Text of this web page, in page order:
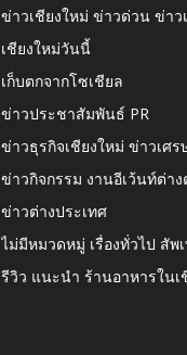
ข่าวเชียงใหม่ ข่าวด่วน ข่า
เชียงใหม่วันนี้
เก็บตกจากโซเชียล
ข่าวประชาสัมพันธ์ PR
ข่าวธุรกิจเชียงใหม่ ข่าวเศร
ข่าวกิจกรรม งานอีเว้นท์ต่าง
ข่าวต่างประเทศ
ไม่มีหมวดหมู่ เรื่องทั่วไป สัพเ
รีวิว แนะนำ ร้านอาหารในเ